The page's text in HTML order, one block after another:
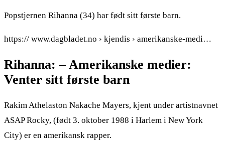
Popstjernen Rihanna (34) har født sitt første barn.
https:// www.dagbladet.no › kjendis › amerikanske-medi…
Rihanna: – Amerikanske medier:
Venter sitt første barn
Rakim Athelaston Nakache Mayers, kjent under artistnavnet
ASAP Rocky, (født 3. oktober 1988 i Harlem i New York
City) er en amerikansk rapper.